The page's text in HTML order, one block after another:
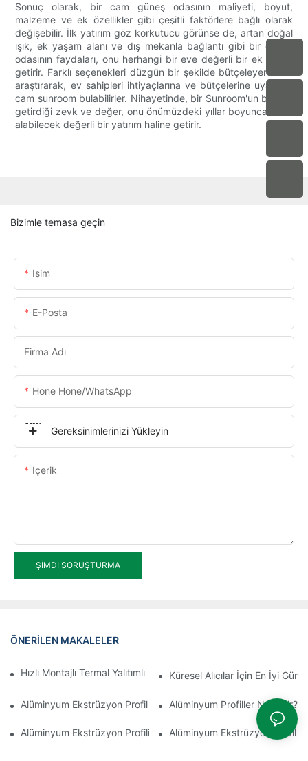
Sonuç olarak, bir cam güneş odasının maliyeti, boyut,
malzeme ve ek özellikler gibi çeşitli faktörlere bağlı olarak
değişebilir. İlk yatırım göz korkutucu görünse de, artan doğal
ışık, ek yaşam alanı ve dış mekanla bağlantı gibi bir güneş
odasının faydaları, onu herhangi bir eve değerli bir ek haline
getirir. Farklı seçenekleri düzgün bir şekilde bütçeleyerek ve
araştırarak, ev sahipleri ihtiyaçlarına ve bütçelerine uyan bir
cam sunroom bulabilirler. Nihayetinde, bir Sunroom'un bir eve
getirdiği zevk ve değer, onu önümüzdeki yıllar boyunca zevk
alabilecek değerli bir yatırım haline getirir.
Bizimle temasa geçin
Isim
E-Posta
Firma Adı
Hone Hone/WhatsApp
Gereksinimlerinizi Yükleyin
Içerik
ŞIMDI SORUŞTURMA
ÖNERILEN MAKALELER
Hızlı Montajlı Termal Yalıtımlı Alüminyum Profilli Kış Bahçesi
Küresel Alıcılar İçin En İyi
Alüminyum Ekstrüzyon Profil Üretim SüreciAlüminyum Profiller Nelerdir?
Alüminyum Ekstrüzyon Profili Nedir?Alüminyum Ekstrüzyon Profil